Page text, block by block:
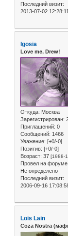
Последний визит:
2013-07-02 12:28:11
Igosia
Love me, Drew!
Откуда: Москва
Зарегистрирован:
Приглашений: 0
Сообщений: 1466
Уважение: [+0/-0]
Позитив: [+0/-0]
Возраст: 37 [1988-
Провел на форуме:
Не определено
Последний визит:
2006-09-16
Lois Lain
Coza Nostra